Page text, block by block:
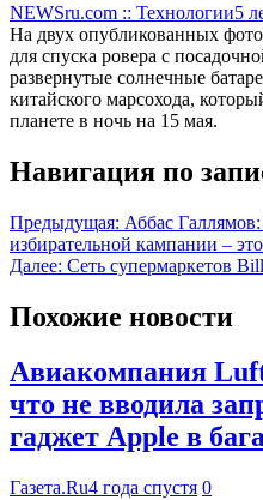
NEWSru.com :: Технологии5
На двух опубликованных
для спуска ровера с
развернутые солнечные
китайского марсохода,
планете в ночь на 15 мая.
Навигация по
Предыдущая: Аббас
избирательной кампании –
Далее: Сеть супермаркетов
Похожие новости
Авиакомпания
что не вводила
гаджет Apple в
Газета.Ru4 года спустя 0